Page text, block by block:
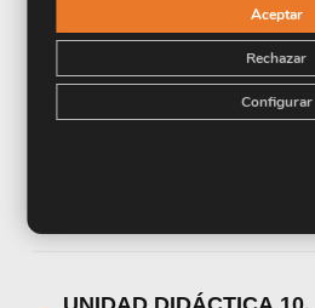
UNIDAD DIDÁCTICA 8.
DENOMINACIÓN DE
ENFERMEDADES
Aceptar
Rechazar
Configurar